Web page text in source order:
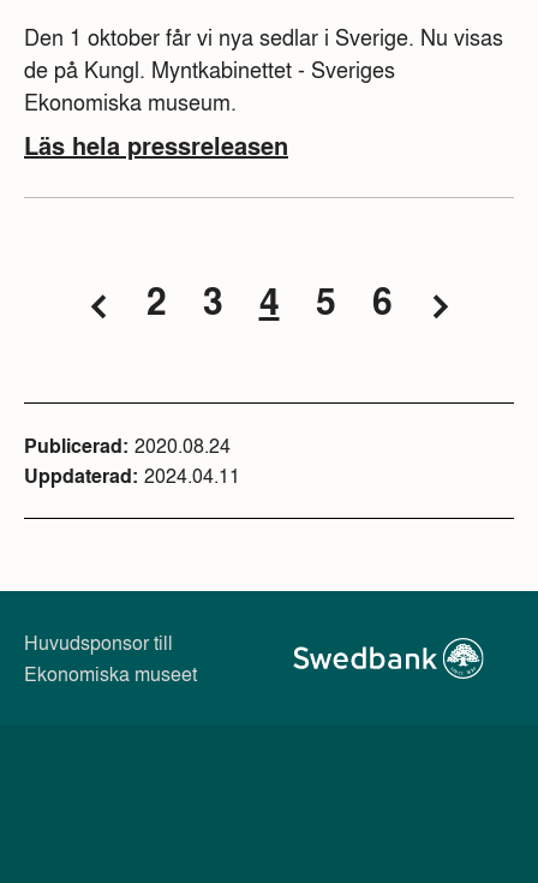
Den 1 oktober får vi nya sedlar i Sverige. Nu visas
de på Kungl. Myntkabinettet - Sveriges
Ekonomiska museum.
Läs hela pressreleasen
2 3 4 5 6
Publicerad 2020.08.24
Uppdaterad 2024.04.11
Huvudsponsor till
Ekonomiska museet